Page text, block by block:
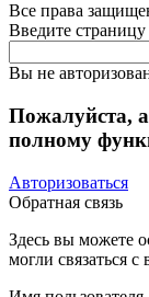
Все права
Введите страницу
Вы не
Пожалуйста,
полному
Авторизоваться
Обратная связь
Здесь вы можете
могли связаться с